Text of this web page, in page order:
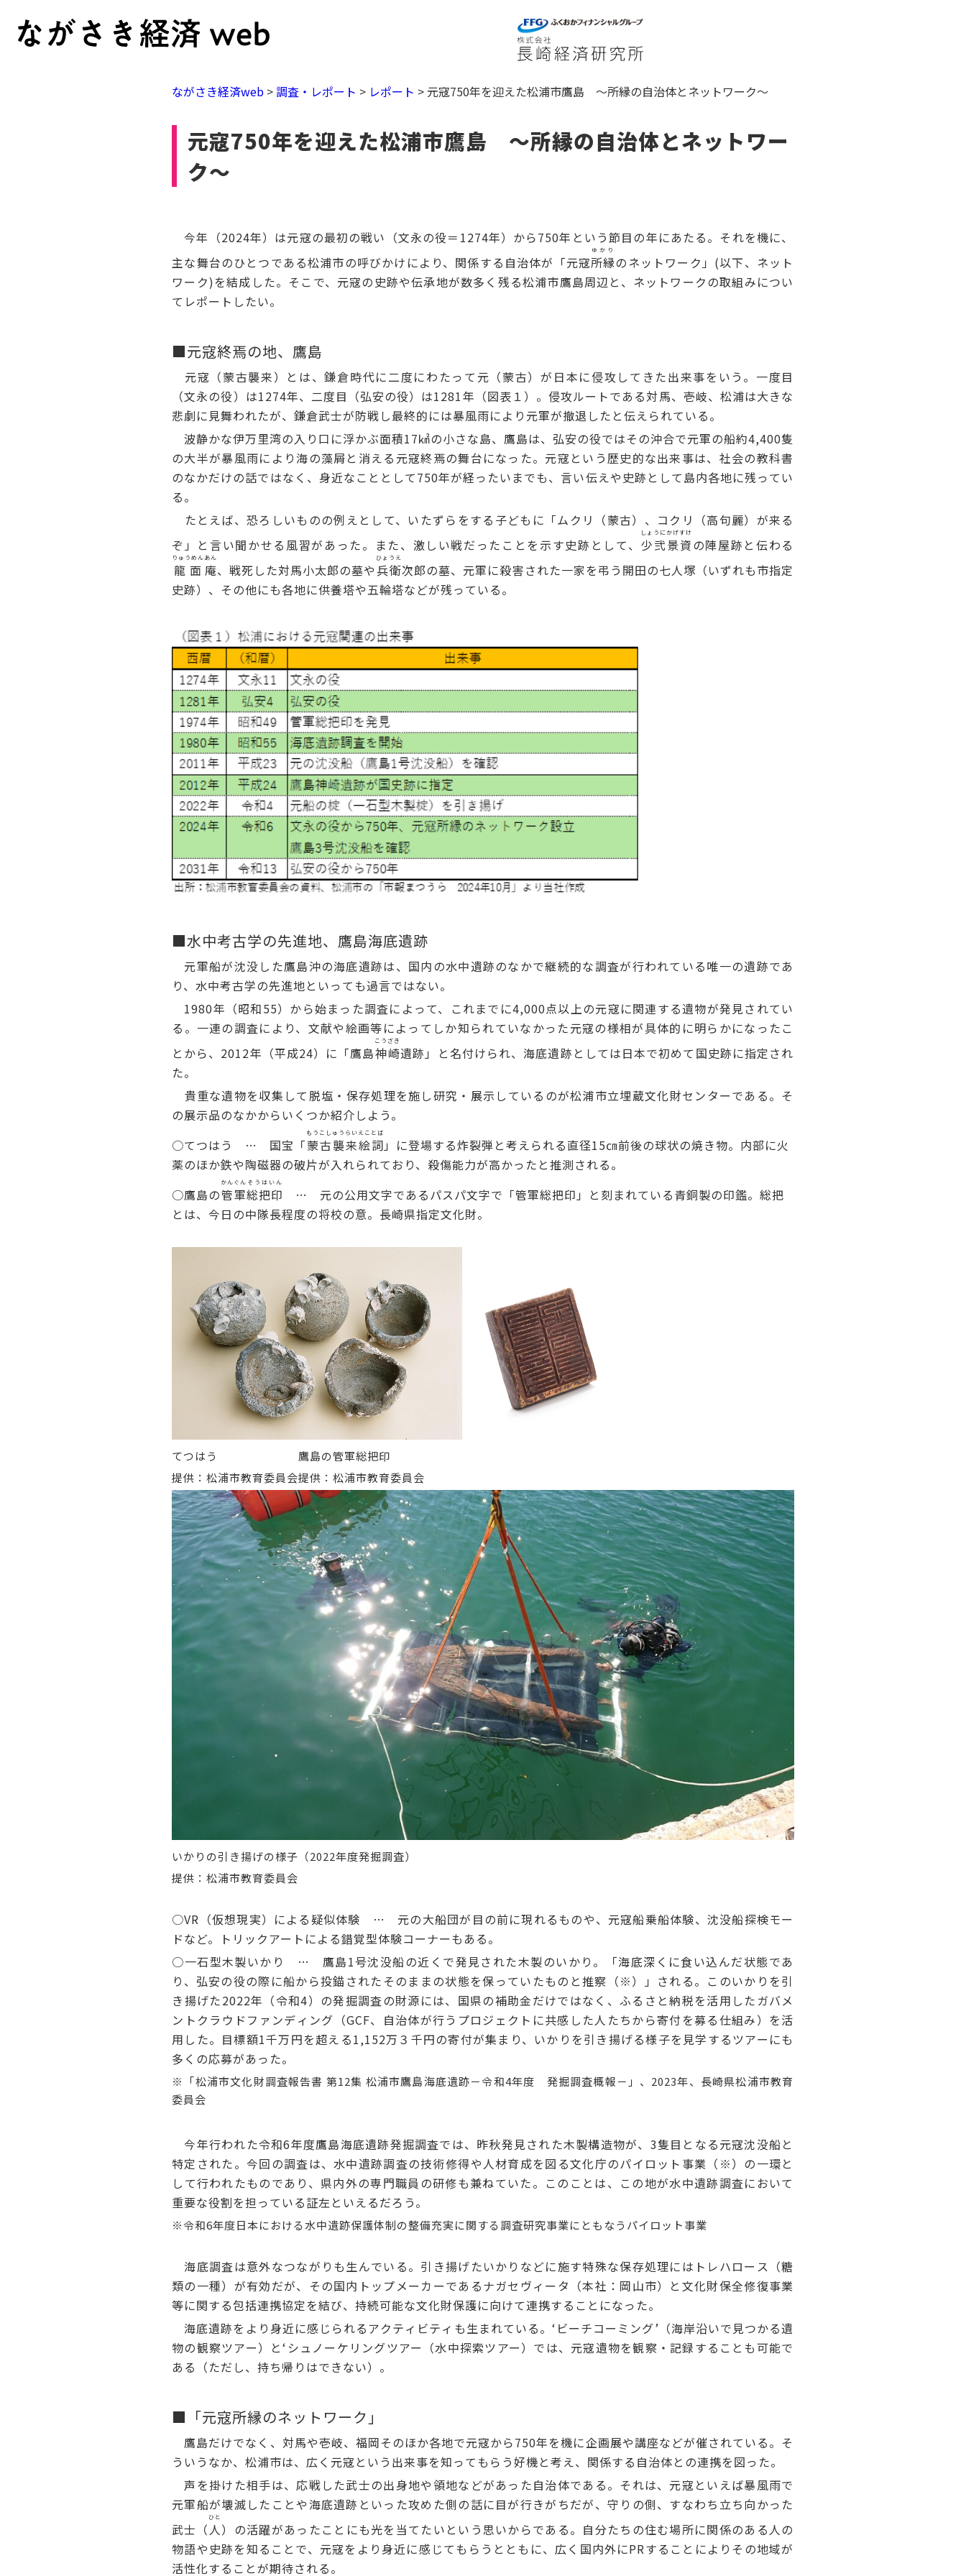
ながさき経済web >調査・レポート > レポート > 元寇750年を迎えた松浦市鷹島 ～所縁の自治体とネットワーク～
元寇750年を迎えた松浦市鷹島 ～所縁の自治体とネットワー
ク～
今年（2024年）は元寇の最初の戦い（文永の役＝1274年）から750年という節目の年にあたる。それを機に、
主な舞台のひとつである松浦市の呼びかけにより、関係する自治体が「元寇所縁
ゆかり
のネットワーク」(以下、ネット
ワーク)を結成した。そこで、元寇の史跡や伝承地が数多く残る松浦市鷹島周辺と、ネットワークの取組みについ
てレポートしたい。
■元寇終焉の地、鷹島
元寇（蒙古襲来）とは、鎌倉時代に二度にわたって元（蒙古）が日本に侵攻してきた出来事をいう。一度目
（文永の役）は1274年、二度目（弘安の役）は1281年（図表１）。侵攻ルートである対馬、壱岐、松浦は大きな
悲劇に見舞われたが、鎌倉武士が防戦し最終的には暴風雨により元軍が撤退したと伝えられている。
波静かな伊万里湾の入り口に浮かぶ面積17㎢の小さな島、鷹島は、弘安の役ではその沖合で元軍の船約4,400隻
の大半が暴風雨により海の藻屑と消える元寇終焉の舞台になった。元寇という歴史的な出来事は、社会の教科書
のなかだけの話ではなく、身近なこととして750年が経ったいまでも、言い伝えや史跡として島内各地に残ってい
る。
たとえば、恐ろしいものの例えとして、いたずらをする子どもに「ムクリ（蒙古）、コクリ（高句麗）が来る
ぞ」と言い聞かせる風習があった。また、激しい戦だったことを示す史跡として、 少弐景資
しょうにかげすけ
の陣屋跡と伝わる
龍面
りゅうめん
庵
あん
、戦死した対馬小太郎の墓や兵衛
ひょうえ
次郎の墓、元軍に殺害された一家を弔う開田の七人塚（いずれも市指定
史跡）、その他にも各地に供養塔や五輪塔などが残っている。
■水中考古学の先進地、鷹島海底遺跡
元軍船が沈没した鷹島沖の海底遺跡は、国内の水中遺跡のなかで継続的な調査が行われている唯一の遺跡であ
り、水中考古学の先進地といっても過言ではない。
1980年（昭和55）から始まった調査によって、これまでに4,000点以上の元寇に関連する遺物が発見されてい
る。一連の調査により、文献や絵画等によってしか知られていなかった元寇の様相が具体的に明らかになったこ
とから、2012年（平成24）に「鷹島神崎
こうざき
遺跡」と名付けられ、海底遺跡としては日本で初めて国史跡に指定され
た。
貴重な遺物を収集して脱塩・保存処理を施し研究・展示しているのが松浦市立埋蔵文化財センターである。そ
の展示品のなかからいくつか紹介しよう。
○てつはう … 国宝「蒙
もう
古襲来
こしゅうらい
絵詞
えことば
」に登場する炸裂弾と考えられる直径15㎝前後の球状の焼き物。内部に火
薬のほか鉄や陶磁器の破片が入れられており、殺傷能力が高かったと推測される。
○鷹島の管軍
かんぐん
総把印
そうはいん
… 元の公用文字であるパスパ文字で「管軍総把印」と刻まれている青銅製の印鑑。総把
とは、今日の中隊長程度の将校の意。長崎県指定文化財。
てつはう
提供：松浦市教育委員会
鷹島の管軍総把印
提供：松浦市教育委員会
いかりの引き揚げの様子（2022年度発掘調査）
提供：松浦市教育委員会
○VR（仮想現実）による疑似体験 … 元の大船団が目の前に現れるものや、元寇船乗船体験、沈没船探検モー
ドなど。トリックアートによる錯覚型体験コーナーもある。
○一石型木製いかり … 鷹島1号沈没船の近くで発見された木製のいかり 。「海底深くに食い込んだ状態であ
り、弘安の役の際に船から投錨されたそのままの状態を保っていたものと推察（※）」される。このいかりを引
き揚げた2022年（令和4）の発掘調査の財源には、国県の補助金だけではなく、ふるさと納税を活用したガバメ
ントクラウドファンディング（GCF、自治体が行うプロジェクトに共感した人たちから寄付を募る仕組み）を活
用した。目標額1千万円を超える1,152万３千円の寄付が集まり、いかりを引き揚げる様子を見学するツアーにも
多くの応募があった。
※「松浦市文化財調査報告書 第12集 松浦市鷹島海底遺跡－令和4年度 発掘調査概報－」、2023年、長崎県松浦市教育
委員会
今年行われた令和6年度鷹島海底遺跡発掘調査では、昨秋発見された木製構造物が、3隻目となる元寇沈没船と
特定された。今回の調査は、水中遺跡調査の技術修得や人材育成を図る文化庁のパイロット事業（※）の一環と
して行われたものであり、県内外の専門職員の研修も兼ねていた。このことは、この地が水中遺跡調査において
重要な役割を担っている証左といえるだろう。
※令和6年度日本における水中遺跡保護体制の整備充実に関する調査研究事業にともなうパイロット事業
海底調査は意外なつながりも生んでいる。引き揚げたいかりなどに施す特殊な保存処理にはトレハロース（糖
類の一種）が有効だが、その国内トップメーカーであるナガセヴィータ（本社：岡山市）と文化財保全修復事業
等に関する包括連携協定を結び、持続可能な文化財保護に向けて連携することになった。
海底遺跡をより身近に感じられるアクティビティも生まれている。‘ビーチコーミング’（海岸沿いで見つかる遺
物の観察ツアー）と‘シュノーケリングツアー（水中探索ツアー）では、元寇遺物を観察・記録することも可能で
ある（ただし、持ち帰りはできない）。
■「元寇所縁のネットワーク」
鷹島だけでなく、対馬や壱岐、福岡そのほか各地で元寇から750年を機に企画展や講座などが催されている。そ
ういうなか、松浦市は、広く元寇という出来事を知ってもらう好機と考え、関係する自治体との連携を図った。
声を掛けた相手は、応戦した武士の出身地や領地などがあった自治体である。それは、元寇といえば暴風雨で
元軍船が壊滅したことや海底遺跡といった攻めた側の話に目が行きがちだが、守りの側、すなわち立ち向かった
武士（人
ひと
）の活躍があったことにも光を当てたいという思いからである。自分たちの住む場所に関係のある人の
物語や史跡を知ることで、元寇をより身近に感じてもらうとともに、広く国内外にPRすることによりその地域が
活性化することが期待される。